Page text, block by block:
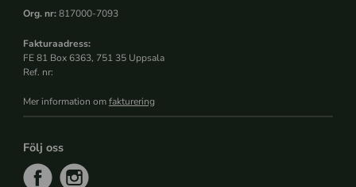
Org. nr:817000-7093
Fakturaadress:
FE 81 Box 6363, 751 35 Uppsala
Ref. nr:
Mer information omfakturering
Följ oss
f i